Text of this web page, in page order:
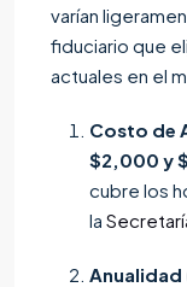
varían
fiduciario que
actuales en el
Costo de
$2,000 y
cubre los
la
Anualidad